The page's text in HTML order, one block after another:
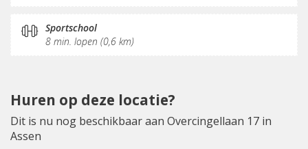
Sportschool
8 min. lopen (0,6 km)
Huren op deze locatie?
Dit is nu nog beschikbaar aan Overcingellaan 17 in
Assen